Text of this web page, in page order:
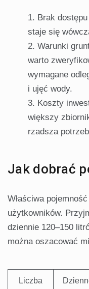
Brak
staje się
Warunki
warto
wymagane
i ujęć wody.
Koszty
większy
rzadsza
Jak dobrać
Właściwa
użytkowników.
dziennie 120–150
można oszacować
Liczba